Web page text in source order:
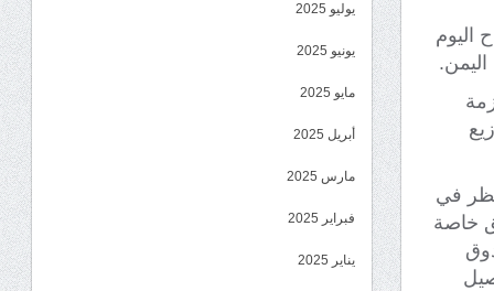
اليوم
في
خاصة
يوليو 2025
يونيو 2025
مايو 2025
أبريل 2025
مارس 2025
فبراير 2025
يناير 2025